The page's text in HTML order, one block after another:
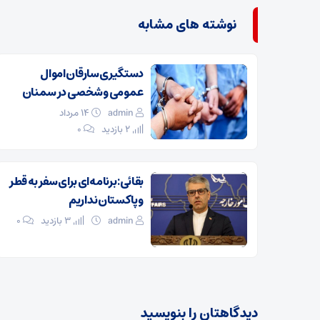
نوشته های مشابه
دستگیری سارقان اموال
عمومی و شخصی در سمنان
admin
۰
بقائی: برنامه‌ای برای سفر به قطر
و پاکستان نداریم
admin ۰
دیدگاهتان را بنویسید